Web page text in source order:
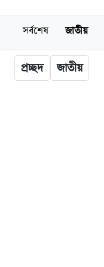
সর্বশেষ জাতীয়
প্রচ্ছদ জাতীয়